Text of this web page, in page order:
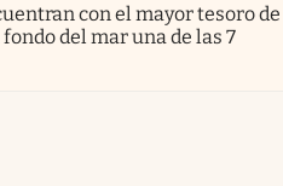
con el mayor tesoro de
del mar una de las 7